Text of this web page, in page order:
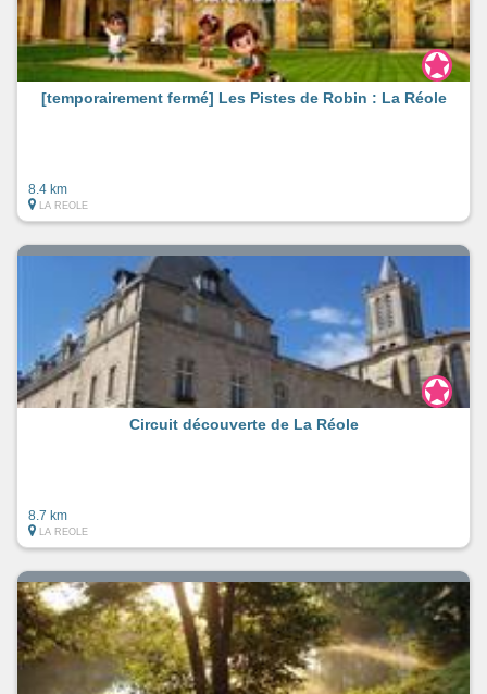
[temporairement fermé] Les Pistes de Robin : La Réole
8.4 km
LA REOLE
Circuit découverte de La Réole
8.7 km
LA REOLE